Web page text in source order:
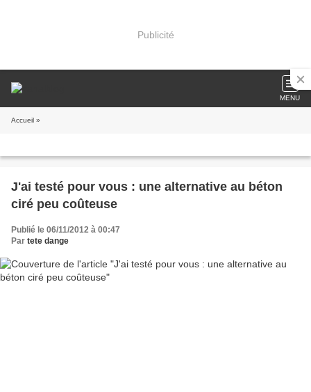
Publicité
MENU
Accueil »
J'ai testé pour vous : une alternative au béton
ciré peu coûteuse
Publié le 06/11/2012 à 00:47
Par tete dange